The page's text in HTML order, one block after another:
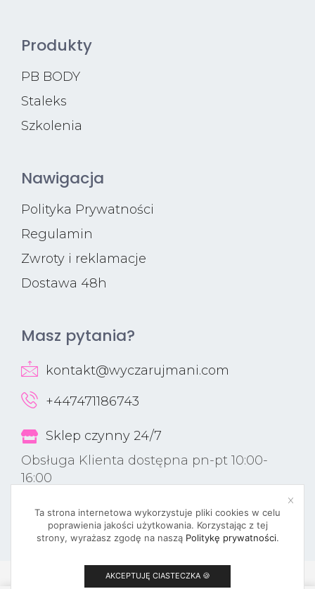
Ta strona internetowa wykorzystuje pliki cookies w celu
poprawienia jakości użytkowania. Korzystając z tej
strony, wyrażasz zgodę na naszą Politykę prywatności.
AKCEPTUJĘ CIASTECZKA 🍪
Produkty
PB BODY
Staleks
Szkolenia
Nawigacja
Polityka Prywatności
Regulamin
Zwroty i reklamacje
Dostawa 48h
Masz pytania?
kontakt@wyczarujmani.com
+447471186743
Sklep czynny 24/7
Obsługa Klienta dostępna pn-pt 10:00-
16:00
© 2023 PBNAILSUK.COM